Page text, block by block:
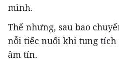
mình.
Thế nhưng, sau bao
nỗi tiếc nuối khi tung tích
âm tín.